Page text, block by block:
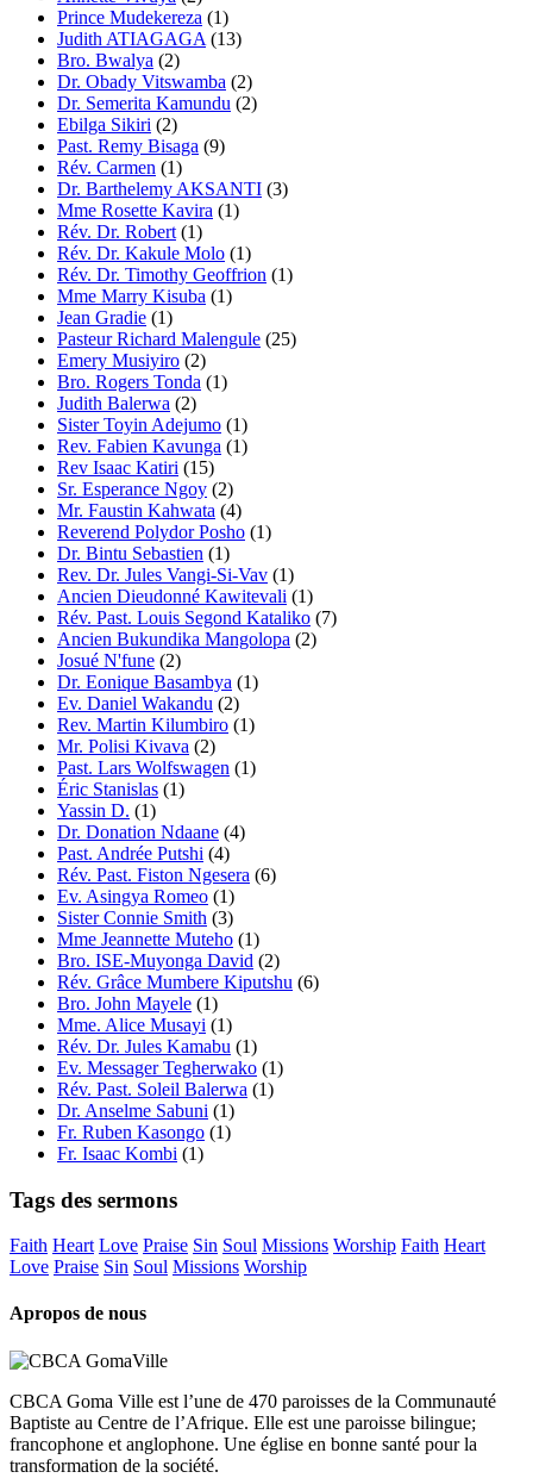
Prince Mudekereza (1)
Judith ATIAGAGA (13)
Bro. Bwalya (2)
Dr. Obady Vitswamba (2)
Dr. Semerita Kamundu (2)
Ebilga Sikiri (2)
Past. Remy Bisaga (9)
Rév. Carmen (1)
Dr. Barthelemy AKSANTI (3)
Mme Rosette Kavira (1)
Rév. Dr. Robert (1)
Rév. Dr. Kakule Molo (1)
Rév. Dr. Timothy Geoffrion (1)
Mme Marry Kisuba (1)
Jean Gradie (1)
Pasteur Richard Malengule (25)
Emery Musiyiro (2)
Bro. Rogers Tonda (1)
Judith Balerwa (2)
Sister Toyin Adejumo (1)
Rev. Fabien Kavunga (1)
Rev Isaac Katiri (15)
Sr. Esperance Ngoy (2)
Mr. Faustin Kahwata (4)
Reverend Polydor Posho (1)
Dr. Bintu Sebastien (1)
Rev. Dr. Jules Vangi-Si-Vav (1)
Ancien Dieudonné Kawitevali (1)
Rév. Past. Louis Segond Kataliko (7)
Ancien Bukundika Mangolopa (2)
Josué N'fune (2)
Dr. Eonique Basambya (1)
Ev. Daniel Wakandu (2)
Rev. Martin Kilumbiro (1)
Mr. Polisi Kivava (2)
Past. Lars Wolfswagen (1)
Éric Stanislas (1)
Yassin D. (1)
Dr. Donation Ndaane (4)
Past. Andrée Putshi (4)
Rév. Past. Fiston Ngesera (6)
Ev. Asingya Romeo (1)
Sister Connie Smith (3)
Mme Jeannette Muteho (1)
Bro. ISE-Muyonga David (2)
Rév. Grâce Mumbere Kiputshu (6)
Bro. John Mayele (1)
Mme. Alice Musayi (1)
Rév. Dr. Jules Kamabu (1)
Ev. Messager Tegherwako (1)
Rév. Past. Soleil Balerwa (1)
Dr. Anselme Sabuni (1)
Fr. Ruben Kasongo (1)
Fr. Isaac Kombi (1)
Tags des sermons
Faith Heart Love Praise Sin Soul Missions Worship Faith Heart
Love Praise Sin Soul Missions Worship
Apropos de nous
CBCA Goma Ville est l’une de 470 paroisses de la Communauté
Baptiste au Centre de l’Afrique. Elle est une paroisse bilingue;
francophone et anglophone. Une église en bonne santé pour la
transformation de la société.